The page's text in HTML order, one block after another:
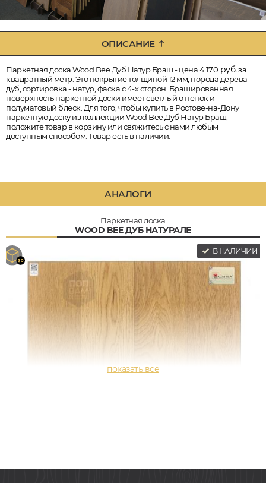
ОПИСАНИЕ
Паркетная доска Wood Bee Дуб Натур Браш - цена 4 170 руб.за
квадратный метр. Это покрытие толщиной 12 мм, порода дерева -
дуб, сортировка - натур, фаска с 4-х сторон. Брашированная
поверхность паркетной доски имеет светлый оттенок и
полуматовый блеск. Для того, чтобы купить в Ростове-на-Дону
паркетную доску из коллекции Wood Bee Дуб Натур Браш,
положите товар в корзину или свяжитесь с нами любым
доступным способом. Товар есть в наличии.
АНАЛОГИ
Паркетная доска
WOOD BEE ДУБ НАТУРАЛЕ
В НАЛИЧИИ